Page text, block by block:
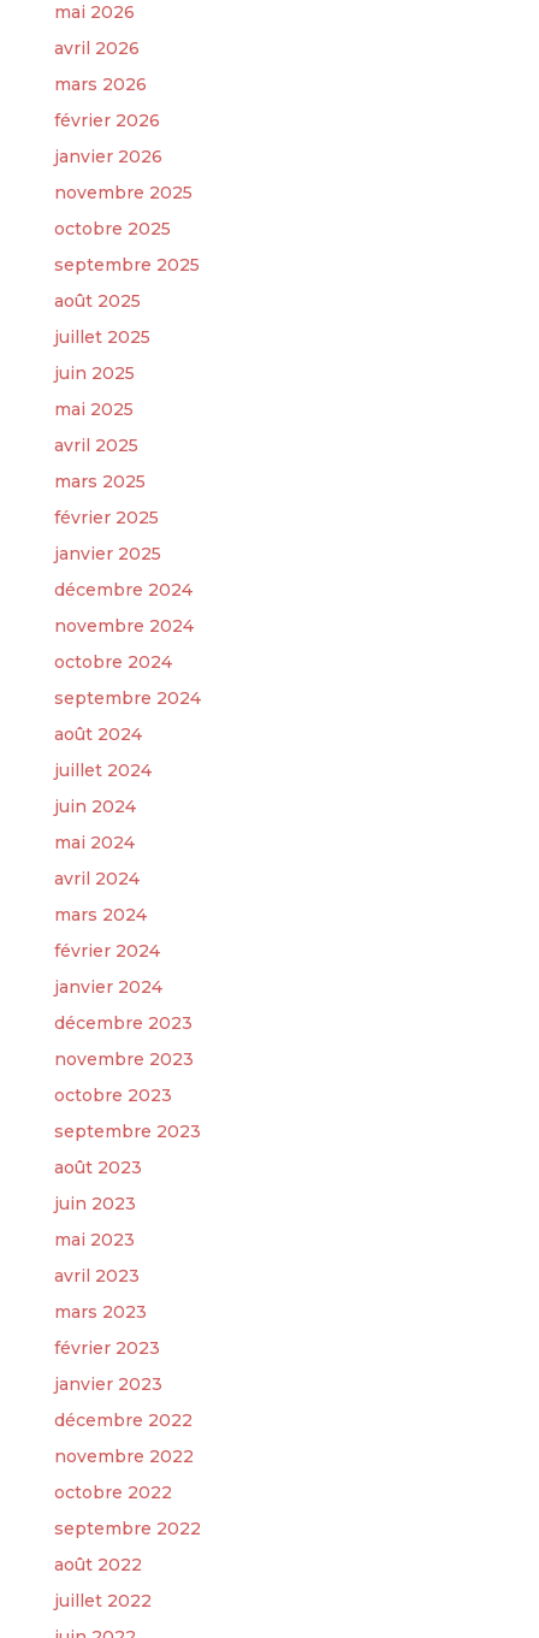
mai 2026
avril 2026
mars 2026
février 2026
janvier 2026
novembre 2025
octobre 2025
septembre 2025
août 2025
juillet 2025
juin 2025
mai 2025
avril 2025
mars 2025
février 2025
janvier 2025
décembre 2024
novembre 2024
octobre 2024
septembre 2024
août 2024
juillet 2024
juin 2024
mai 2024
avril 2024
mars 2024
février 2024
janvier 2024
décembre 2023
novembre 2023
octobre 2023
septembre 2023
août 2023
juin 2023
mai 2023
avril 2023
mars 2023
février 2023
janvier 2023
décembre 2022
novembre 2022
octobre 2022
septembre 2022
août 2022
juillet 2022